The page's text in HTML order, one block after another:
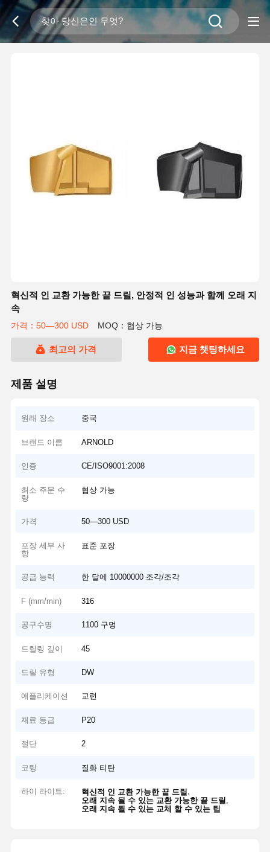
혁신적 인 교환 가능한 끝 드릴, 안정적 인 성능과 함께 오래 지
속
가격：50—300 USD MOQ：협상 가능
최고의 가격 지금 챗팅하세요
제품 설명
원래 장소 중국
브랜드 이름 ARNOLD
인증 CE/ISO9001:2008
최소 주문 수
량
협상 가능
가격 50—300 USD
포장 세부 사
항
표준 포장
공급 능력 한 달에 10000000 조각/조각
F (mm/min) 316
공구수명 1100 구멍
드릴링 깊이 45
드릴 유형 DW
애플리케이션 교련
재료 등급 P20
절단 2
코팅 질화 티탄
하이 라이트: 혁신적 인 교환 가능한 끝 드릴 ,
오래 지속 될 수 있는 교환 가능한 끝 드릴 ,
오래 지속 될 수 있는 교체 할 수 있는 팁